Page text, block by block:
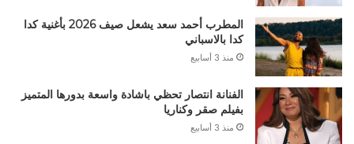
المطرب أحمد سعد يشعل صيف 2026 بأغنية كدا
كدا بالاسباني
منذ 3 أسابيع
الفنانة انتصار تحظي باشادة واسعة بدورها المتميز
بفيلم صقر وكناريا
منذ 3 أسابيع